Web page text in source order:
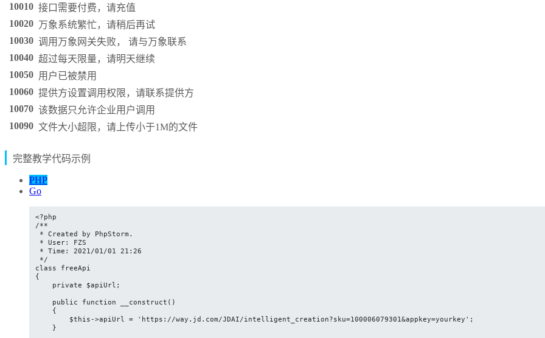
10010 接口需要付费，请充值
10020 万象系统繁忙，请稍后再试
10030 调用万象网关失败， 请与万象联系
10040 超过每天限量，请明天继续
10050 用户已被禁用
10060 提供方设置调用权限，请联系提供方
10070 该数据只允许企业用户调用
10090 文件大小超限，请上传小于1M的文件
完整教学代码示例
PHP
Go
<?php
/**
* Created by PhpStorm.
* User: FZS
* Time: 2021/01/01 21:26
*/
class freeApi
{
    private $apiUrl;
    public function __construct()
    {
        $this->apiUrl = 'https://way.jd.com/JDAI/intelligent_creation?sku=100006079301&appkey=yourkey';
    }